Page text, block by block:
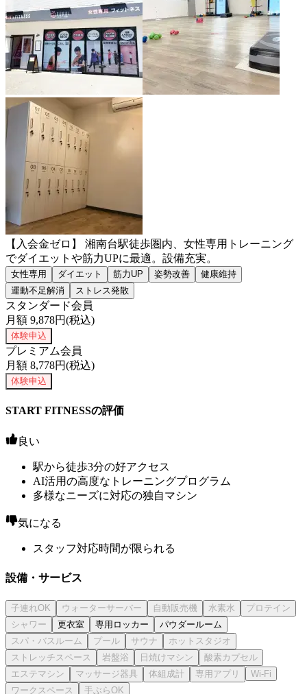
【入会金ゼロ】 湘南台駅徒歩圏内、女性専用トレーニング
でダイエットや筋力UPに最適。設備充実。
女性専用 ダイエット 筋力UP 姿勢改善
健康維持
運動不足解消
ストレス発散
スタンダード会員
月額 9,878円(税込)
体験申込
プレミアム会員
月額 8,778円(税込)
体験申込
START FITNESSの評価
良い
駅から徒歩3分の好アクセス
AI活用の高度なトレーニングプログラム
多様なニーズに対応の独自マシン
気になる
スタッフ対応時間が限られる
設備・サービス
更衣室 専用ロッカー パウダールーム